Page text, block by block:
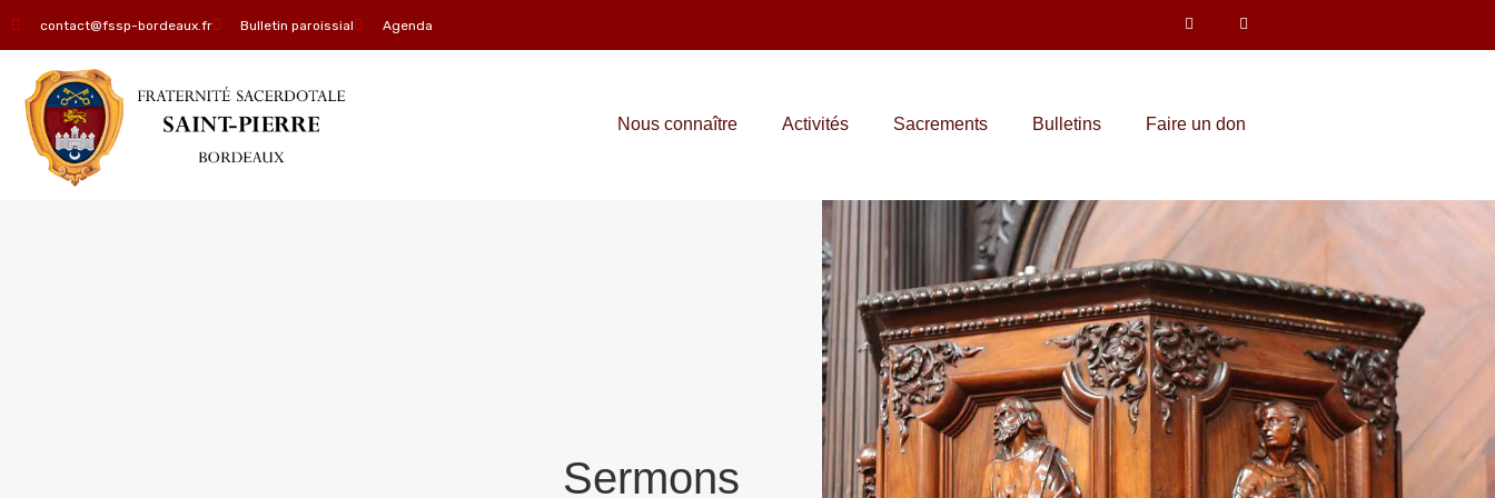
contact@fssp-bordeaux.fr Bulletin paroissial Agenda
Nous connaître Activités Sacrements Bulletins Faire un don
Sermons